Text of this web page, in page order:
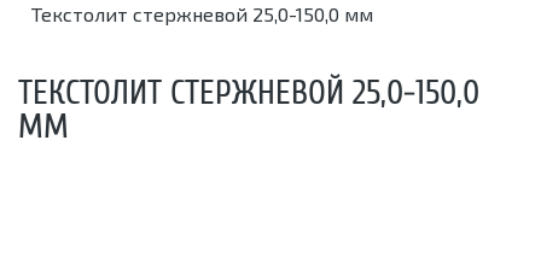
Текстолит стержневой 25,0-150,0 мм
ТЕКСТОЛИТ СТЕРЖНЕВОЙ 25,0-150,0
ММ